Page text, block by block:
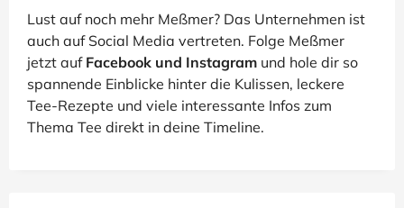
Lust auf noch mehr Meßmer? Das Unternehmen ist
auch auf Social Media vertreten. Folge Meßmer
jetzt auf Facebook und Instagram und hole dir so
spannende Einblicke hinter die Kulissen, leckere
Tee-Rezepte und viele interessante Infos zum
Thema Tee direkt in deine Timeline.